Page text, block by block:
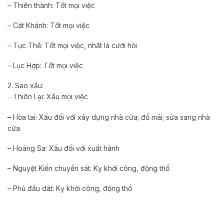
– Thiên thành: Tốt mọi việc
– Cát Khánh: Tốt mọi việc
– Tục Thế: Tốt mọi việc, nhất là cưới hỏi
– Lục Hợp: Tốt mọi việc
2. Sao xấu:
– Thiên Lại: Xấu mọi việc
– Hỏa tai: Xấu đối với xây dựng nhà cửa; đổ mái; sửa sang nhà
cửa
– Hoàng Sa: Xấu đối với xuất hành
– Nguyệt Kiến chuyển sát: Kỵ khởi công, động thổ
– Phủ đầu dát: Kỵ khởi công, động thổ